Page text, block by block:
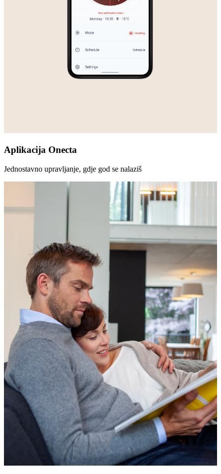
Aplikacija Onecta
Jednostavno upravljanje, gdje god se nalaziš